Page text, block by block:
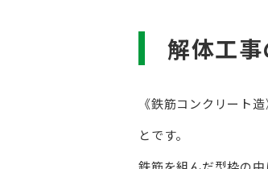
解体工
《鉄筋コンクリート
とです。